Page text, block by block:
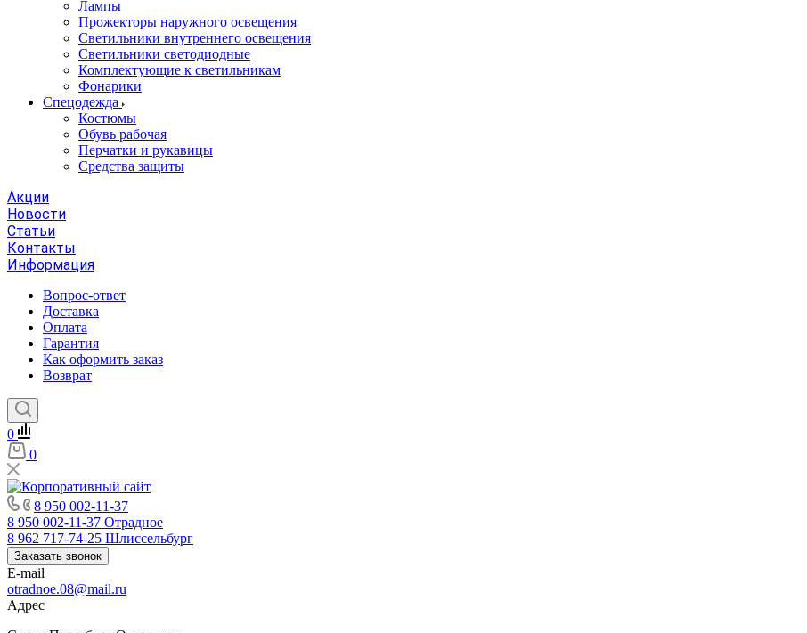
Лампы
Прожекторы наружного освещения
Светильники внутреннего освещения
Светильники светодиодные
Комплектующие к светильникам
Фонарики
Спецодежда
Костюмы
Обувь рабочая
Перчатки и рукавицы
Средства защиты
Акции
Новости
Статьи
Контакты
Информация
Вопрос-ответ
Доставка
Оплата
Гарантия
Как оформить заказ
Возврат
0
0
8 950 002-11-37
8 950 002-11-37 Отрадное
8 962 717-74-25 Шлиссельбург
Заказать звонок
E-mail
otradnoe.08@mail.ru
Адрес